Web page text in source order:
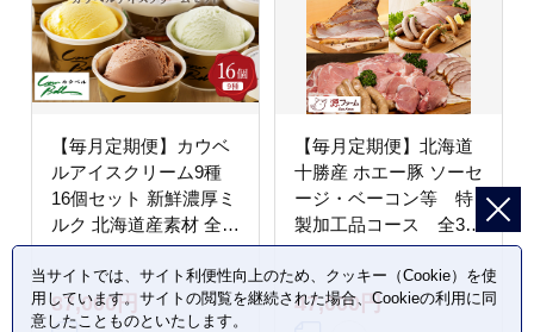
【毎月定期便】カウベ
ルアイスクリーム9種
16個セット 新鮮濃厚ミ
ルク 北海道産素材 全
12回【配送不可地域：
離島】
87,000円
【毎月定期便】北海道
十勝産 ホエー豚 ソーセ
ージ・ベーコン等 特
製加工品コース 全3回
【配送不可地域：離
島】
47,000円
当サイトでは、サイト利便性向上のため、クッキー（Cookie）を使
用しています。サイトの閲覧を継続された場合、Cookieの利用に同
意したことものといたします。